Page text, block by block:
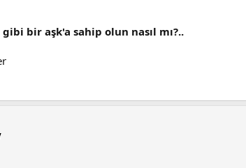
bir aşk'a sahip olun nasıl mı?..